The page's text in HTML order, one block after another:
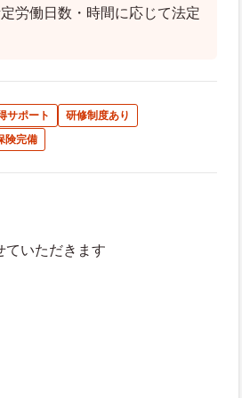
働日数・時間に応じて法定
サポート
研修制度あり
険完備
ていただきます